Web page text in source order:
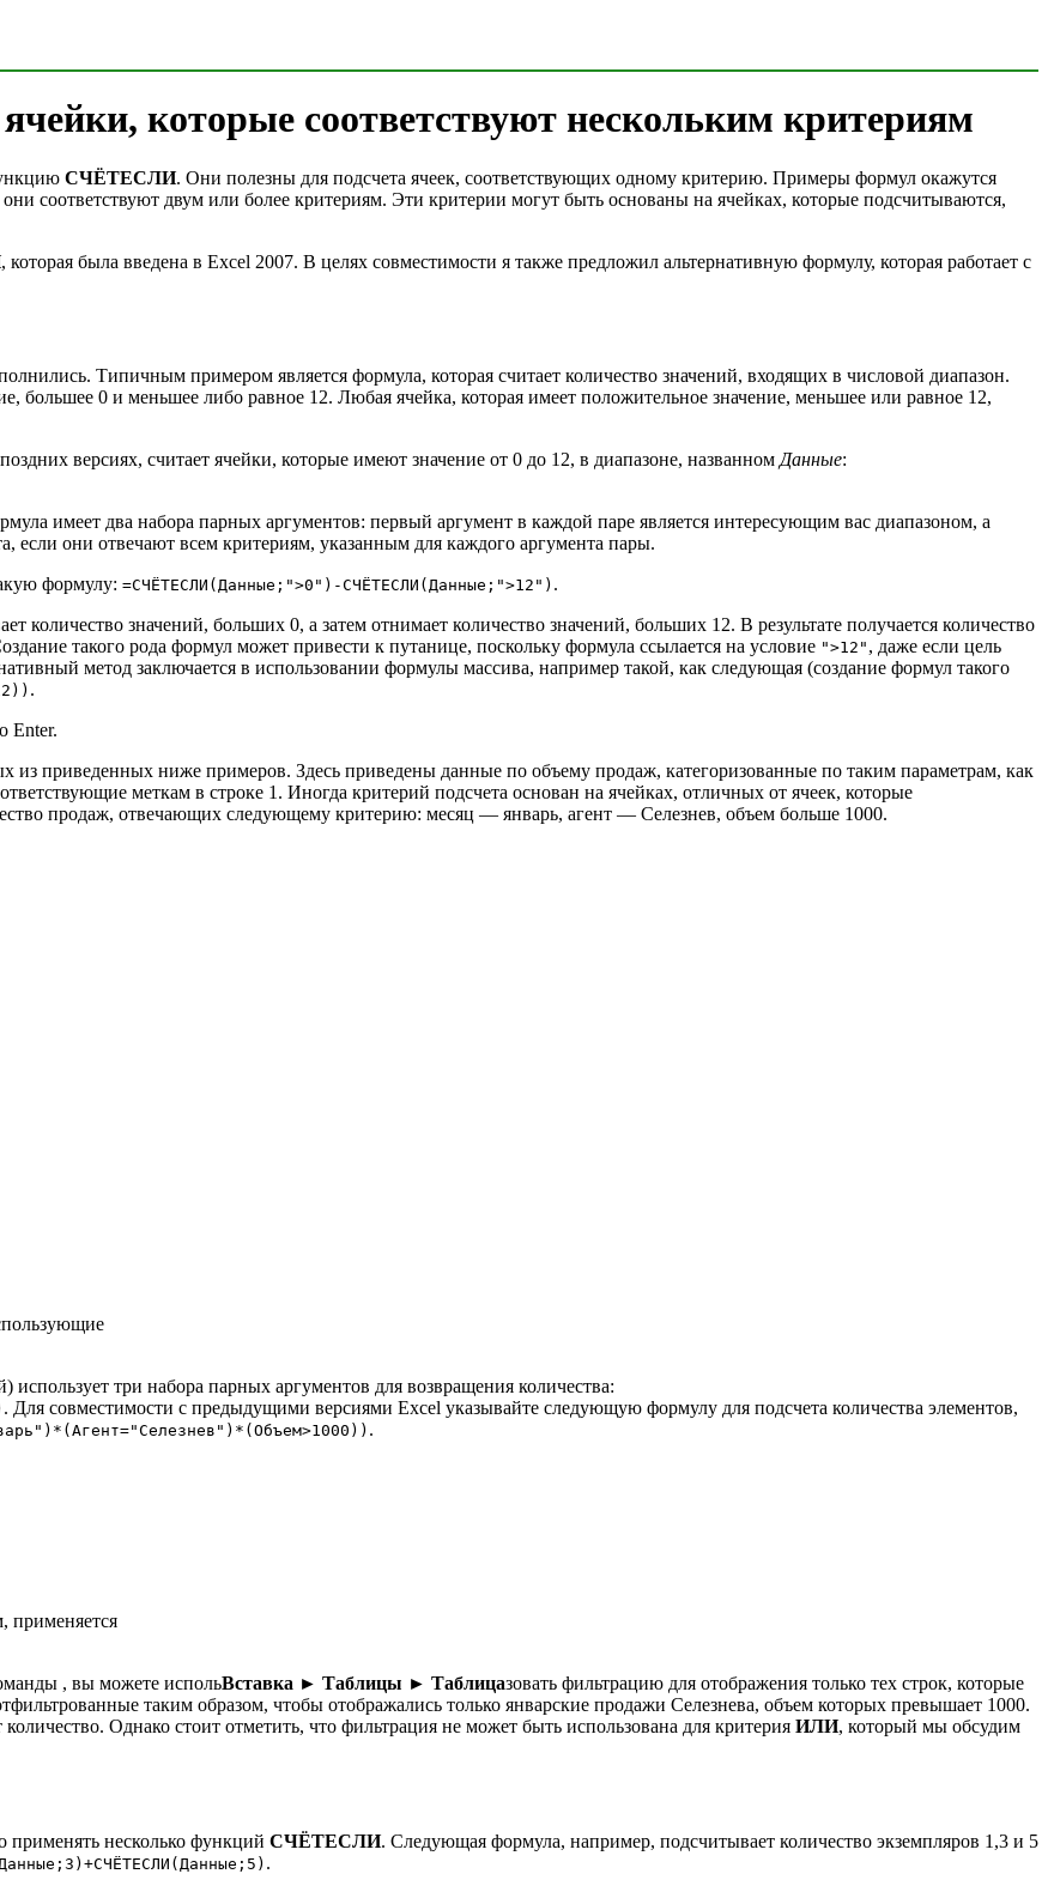
которые соответствуют нескольким критериям
СЧЁТЕСЛИ. Они полезны для подсчета ячеек, соответствующих одному критерию. Примеры формул окажутся
соответствуют двум или более критериям. Эти критерии могут быть основаны на ячейках, которые подсчитываются,
, которая была введена в Excel 2007. В целях совместимости я также предложил альтернативную формулу, которая работает с
Типичным примером является формула, которая считает количество значений, входящих в числовой диапазон.
большее 0 и меньшее либо равное 12. Любая ячейка, которая имеет положительное значение, меньшее или равное 12,
версиях, считает ячейки, которые имеют значение от 0 до 12, в диапазоне, названном Данные:
имеет два набора парных аргументов: первый аргумент в каждой паре является интересующим вас диапазоном, а
если они отвечают всем критериям, указанным для каждого аргумента пары.
формулу: =СЧЁТЕСЛИ(Данные;">0")-СЧЁТЕСЛИ(Данные;">12") .
количество значений, больших 0, а затем отнимает количество значений, больших 12. В результате получается количество
такого рода формул может привести к путанице, поскольку формула ссылается на условие ">12" , даже если цель
метод заключается в использовании формулы массива, например такой, как следующая (создание формул такого
.
Enter.
из приведенных ниже примеров. Здесь приведены данные по объему продаж, категоризованные по таким параметрам, как
меткам в строке 1. Иногда критерий подсчета основан на ячейках, отличных от ячеек, которые
продаж, отвечающих следующему критерию: месяц — январь, агент — Селезнев, объем больше 1000.
три набора парных аргументов для возвращения количества:
. Для совместимости с предыдущими версиями Excel указывайте следующую формулу для подсчета количества элементов,
.
применяется
, вы можете испольВставка ► Таблицы ► Таблицазовать фильтрацию для отображения только тех строк, которые
таким образом, чтобы отображались только январские продажи Селезнева, объем которых превышает 1000.
количество. Однако стоит отметить, что фильтрация не может быть использована для критерия ИЛИ, который мы обсудим
несколько функций СЧЁТЕСЛИ. Следующая формула, например, подсчитывает количество экземпляров 1,3 и 5
.